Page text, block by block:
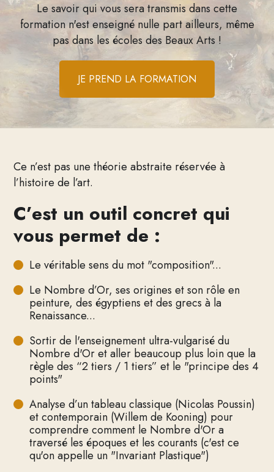
Le savoir qui vous sera transmis dans cette
formation n'est enseigné nulle part ailleurs, même
pas dans les écoles des Beaux Arts !
JE PREND LA FORMATION
Ce n’est pas une théorie abstraite réservée à
l’histoire de l’art.
C’est un outil concret qui
vous permet de :
Le véritable sens du mot "composition"...
Le Nombre d’Or, ses origines et son rôle en
peinture, des égyptiens et des grecs à la
Renaissance...
Sortir de l'enseignement ultra-vulgarisé du
Nombre d'Or et aller beaucoup plus loin que la
règle des “2 tiers / 1 tiers” et le "principe des 4
points"
Analyse d’un tableau classique (Nicolas Poussin)
et contemporain (Willem de Kooning) pour
comprendre comment le Nombre d'Or a
traversé les époques et les courants (c'est ce
qu'on appelle un "Invariant Plastique")